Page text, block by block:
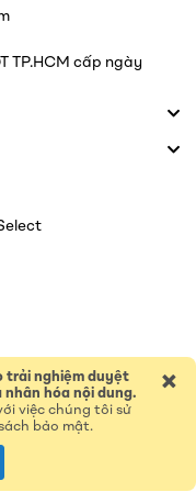
×
trải nghiệm duyệt
hóa nội dung.
việc chúng tôi sử
bảo mật.
TP.HCM cấp ngày